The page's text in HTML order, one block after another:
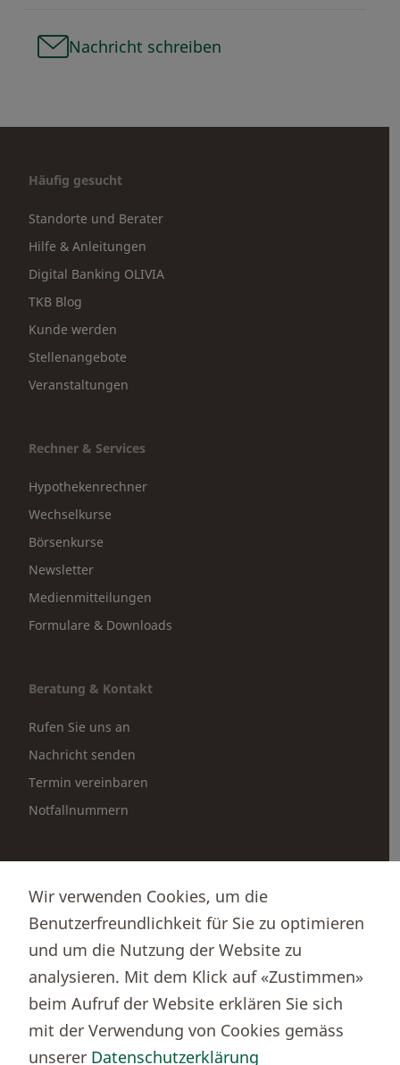
Nachricht schreiben
Häufig gesucht
Standorte und Berater
Hilfe & Anleitungen
Digital Banking OLIVIA
TKB Blog
Kunde werden
Stellenangebote
Veranstaltungen
Rechner & Services
Hypothekenrechner
Wechselkurse
Börsenkurse
Newsletter
Medienmitteilungen
Formulare & Downloads
Beratung & Kontakt
Rufen Sie uns an
Nachricht senden
Termin vereinbaren
Notfallnummern
Börsenportal Yourmoney
Thurgauer Kantonalbank
Bankenclearingnr.
784
BIC (SWIFT)
KBTGCH22
Wir verwenden Cookies, um die
Benutzerfreundlichkeit für Sie zu optimieren
und um die Nutzung der Website zu
analysieren. Mit dem Klick auf «Zustimmen»
beim Aufruf der Website erklären Sie sich
mit der Verwendung von Cookies gemäss
unserer Datenschutzerklärung